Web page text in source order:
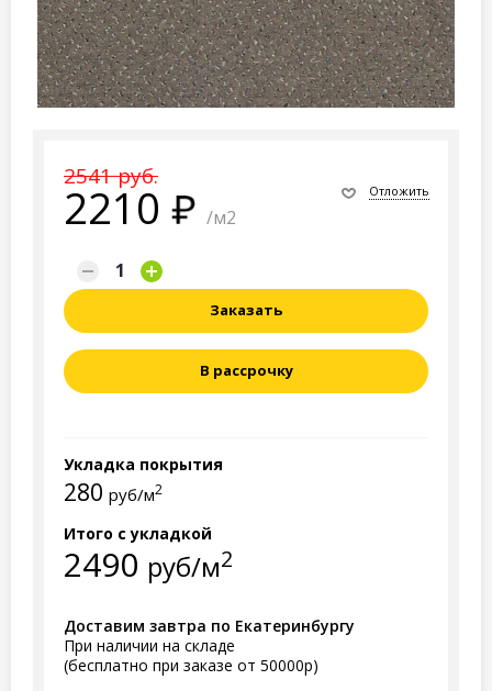
2541 руб.
2210 /м2
Отложить
Заказать
В рассрочку
Укладка покрытия
280 руб/м2
Итого с укладкой
2490 руб/м2
Доставим завтра по Екатеринбургу
При наличии на складе
(бесплатно при заказе от 50000р)